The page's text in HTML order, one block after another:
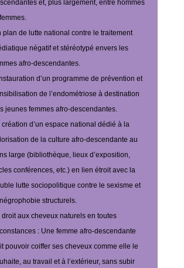
et, plus largement, entre hommes
plan de lutte national contre le traitement
négatif et stéréotypé envers les
afro-descendantes.
d’un programme de prévention et
de l’endométriose à destination
jeunes femmes afro-descendantes.
création d’un espace national dédié à la
de la culture afro-descendante au
large (bibliothèque, lieux d’exposition,
conférences, etc.) en lien étroit avec la
lutte sociopolitique contre le sexisme et
structurels.
droit aux cheveux naturels en toutes
: Une femme afro-descendante
pouvoir coiffer ses cheveux comme elle le
au travail et à l’extérieur, sans subir